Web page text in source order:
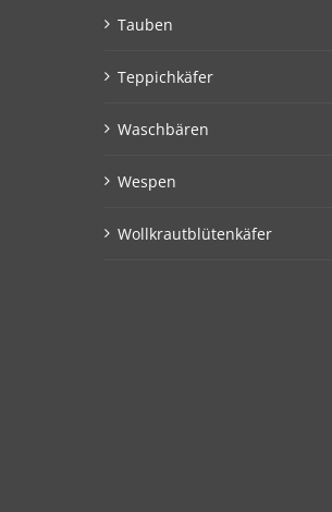
Tauben
Teppichkäfer
Waschbären
Wespen
Wollkrautblütenkäfer